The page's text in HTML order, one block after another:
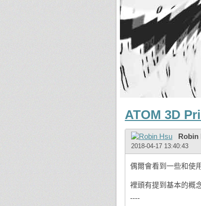
ATOM 3D
Robin
2018-04-17 13:40:43
偶爾會看到一些和使
裡頭有提到基本的概
----